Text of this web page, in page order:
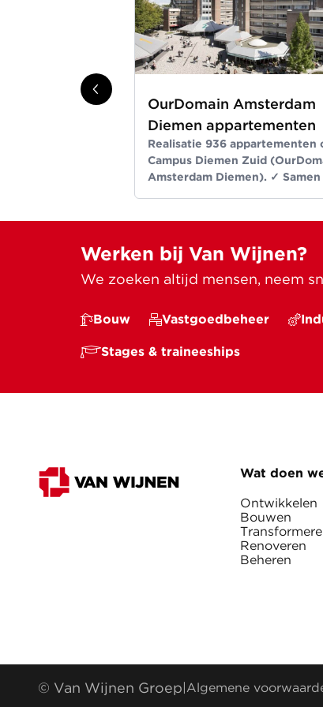
OurDomain Amsterdam
Diemen appartementen
Realisatie 936 appartementen
Campus Diemen Zuid
Amsterdam Diemen). ✓
Werken bij Van Wijnen?
We zoeken altijd mensen, neem
Bouw Vastgoedbeheer
Stages & traineeships
Wat doen
Ontwikkelen
Bouwen
Renoveren
Beheren
© Van Wijnen Groep|Algemene